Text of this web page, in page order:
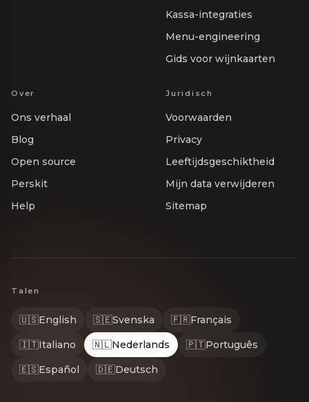
Kassa-integraties
Menu-engineering
Gids voor wijnkaarten
Over
Ons verhaal
Blog
Open source
Perskit
Help
Juridisch
Voorwaarden
Privacy
Leeftijdsgeschiktheid
Mijn data verwijderen
Sitemap
Talen
🇺🇸English 🇸🇪Svenska 🇫🇷Français
🇮🇹Italiano 🇳🇱Nederlands 🇵🇹Português
🇪🇸Español 🇩🇪Deutsch